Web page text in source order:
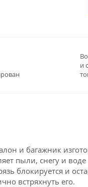
и
и багажник
пыли, снегу и
блокируется и
встряхнуть его.